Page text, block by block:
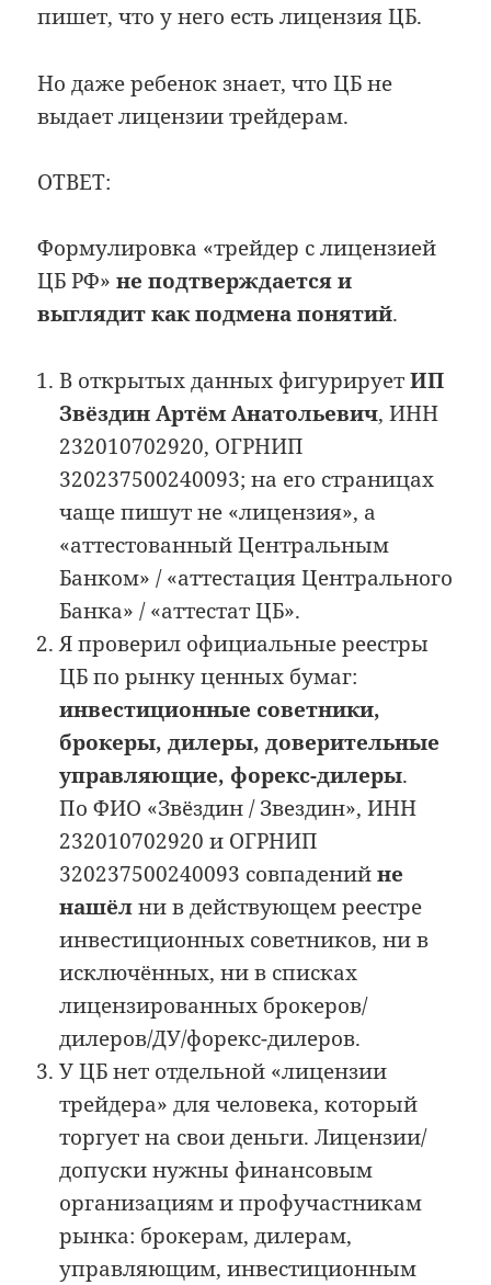
пишет, что у него есть лицензия ЦБ.
Но даже ребенок знает, что ЦБ не
выдает лицензии трейдерам.
ОТВЕТ:
Формулировка «трейдер с лицензией
ЦБ РФ»не подтверждается и
выглядит как подмена понятий.
В открытых данных фигурируетИП
Звёздин Артём Анатольевич, ИНН
232010702920, ОГРНИП
320237500240093; на его страницах
чаще пишут не «лицензия», а
«аттестованный Центральным
Банком» / «аттестация Центрального
Банка» / «аттестат ЦБ».
Я проверил официальные реестры
ЦБ по рынку ценных бумаг:
инвестиционные советники,
брокеры, дилеры, доверительные
управляющие, форекс-дилеры.
По ФИО «Звёздин / Звездин», ИНН
232010702920 и ОГРНИП
320237500240093 совпаденийне
нашёлни в действующем реестре
инвестиционных советников, ни в
исключённых, ни в списках
лицензированных брокеров/
дилеров/ДУ/форекс-дилеров.
У ЦБ нет отдельной «лицензии
трейдера» для человека, который
торгует на свои деньги. Лицензии/
допуски нужны финансовым
организациям и профучастникам
рынка: брокерам, дилерам,
управляющим, инвестиционным